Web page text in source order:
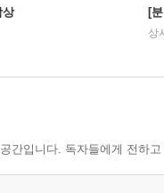
상 [
상
간입니다. 독자들에게 전하